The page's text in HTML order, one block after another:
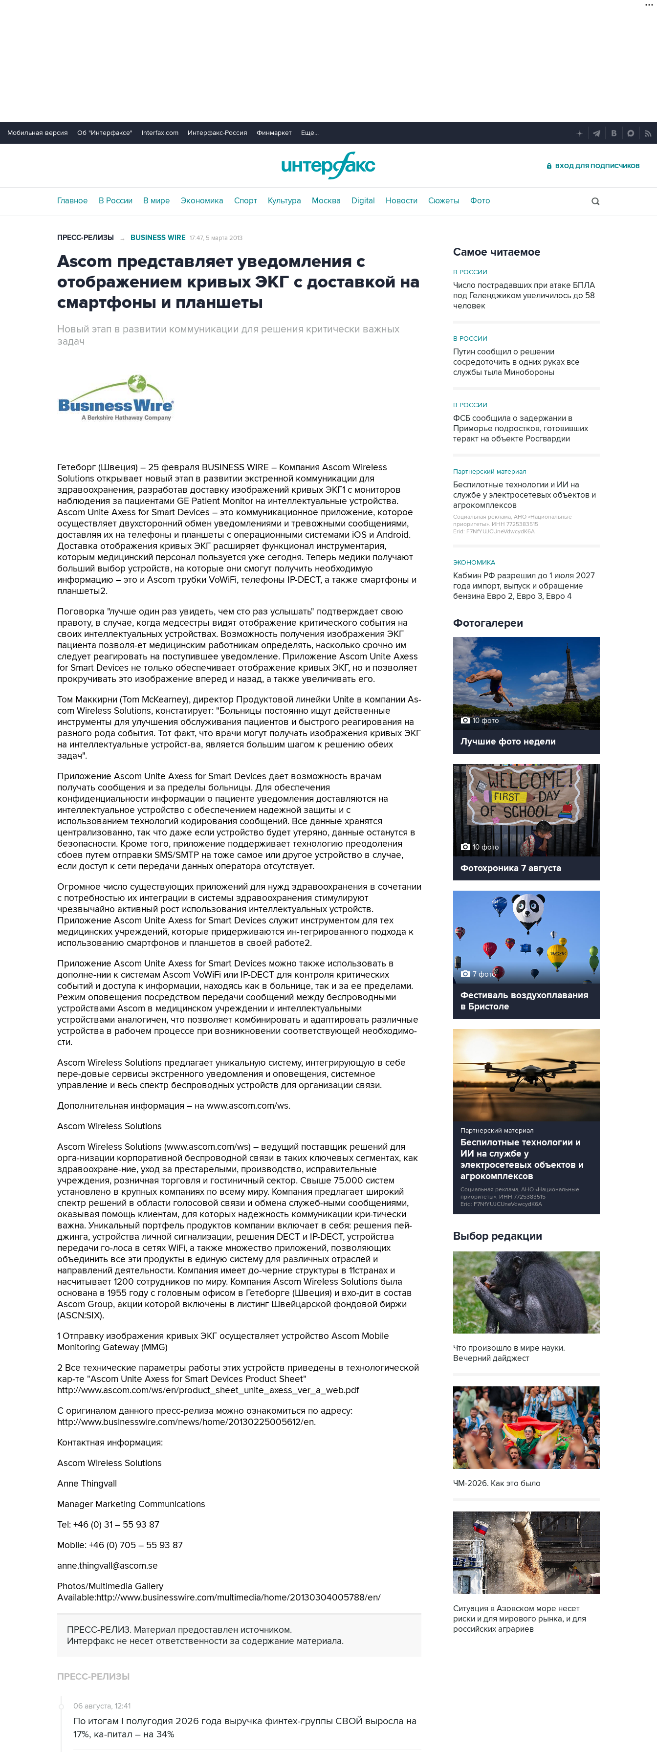
Мобильная версия Об "Интерфаксе" Interfax.com Интерфакс-Россия Финмаркет Еще...
ВХОД ДЛЯ ПОДПИСЧИКОВ
Главное В России В мире Экономика Спорт Культура Москва Digital Новости Сюжеты Фото
ПРЕСС-РЕЛИЗЫ → BUSINESS WIRE 17:47, 5 марта 2013
Ascom представляет уведомления с
отображением кривых ЭКГ с доставкой на
смартфоны и планшеты
Новый этап в развитии коммуникации для решения критически важных
задач
Гетеборг (Швеция) – 25 февраля BUSINESS WIRE – Компания Ascom Wireless
Solutions открывает новый этап в развитии экстренной коммуникации для
здравоохранения, разработав доставку изображений кривых ЭКГ1 с мониторов
наблюдения за пациентами GE Patient Monitor на интеллектуальные устройства.
Ascom Unite Axess for Smart Devices – это коммуникационное приложение, которое
осуществляет двухсторонний обмен уведомлениями и тревожными сообщениями,
доставляя их на телефоны и планшеты с операционными системами iOS и Android.
Доставка отображения кривых ЭКГ расширяет функционал инструментария,
которым медицинский персонал пользуется уже сегодня. Теперь медики получают
больший выбор устройств, на которые они смогут получить необходимую
информацию – это и Ascom трубки VoWiFi, телефоны IP-DECT, а также смартфоны и
планшеты2.
Поговорка "лучше один раз увидеть, чем сто раз услышать" подтверждает свою
правоту, в случае, когда медсестры видят отображение критического события на
своих интеллектуальных устройствах. Возможность получения изображения ЭКГ
пациента позволя-ет медицинским работникам определять, насколько срочно им
следует реагировать на поступившее уведомление. Приложение Ascom Unite Axess
for Smart Devices не только обеспечивает отображение кривых ЭКГ, но и позволяет
прокручивать это изображение вперед и назад, а также увеличивать его.
Том Маккирни (Tom McKearney), директор Продуктовой линейки Unite в компании As-
com Wireless Solutions, констатирует: "Больницы постоянно ищут действенные
инструменты для улучшения обслуживания пациентов и быстрого реагирования на
разного рода события. Тот факт, что врачи могут получать изображения кривых ЭКГ
на интеллектуальные устройст-ва, является большим шагом к решению обеих
задач".
Приложение Ascom Unite Axess for Smart Devices дает возможность врачам
получать сообщения и за пределы больницы. Для обеспечения
конфиденциальности информации о пациенте уведомления доставляются на
интеллектуальное устройство с обеспечением надежной защиты и с
использованием технологий кодирования сообщений. Все данные хранятся
централизованно, так что даже если устройство будет утеряно, данные останутся в
безопасности. Кроме того, приложение поддерживает технологию преодоления
сбоев путем отправки SMS/SMTP на тоже самое или другое устройство в случае,
если доступ к сети передачи данных оператора отсутствует.
Огромное число существующих приложений для нужд здравоохранения в сочетании
с потребностью их интеграции в системы здравоохранения стимулируют
чрезвычайно активный рост использования интеллектуальных устройств.
Приложение Ascom Unite Axess for Smart Devices служит инструментом для тех
медицинских учреждений, которые придерживаются ин-тегрированного подхода к
использованию смартфонов и планшетов в своей работе2.
Приложение Ascom Unite Axess for Smart Devices можно также использовать в
дополне-нии к системам Ascom VoWiFi или IP-DECT для контроля критических
событий и доступа к информации, находясь как в больнице, так и за ее пределами.
Режим оповещения посредством передачи сообщений между беспроводными
устройствами Ascom в медицинском учреждении и интеллектуальными
устройствами аналогичен, что позволяет комбинировать и адаптировать различные
устройства в рабочем процессе при возникновении соответствующей необходимо-
сти.
Ascom Wireless Solutions предлагает уникальную систему, интегрирующую в себе
пере-довые сервисы экстренного уведомления и оповещения, системное
управление и весь спектр беспроводных устройств для организации связи.
Дополнительная информация – на www.ascom.com/ws.
Ascom Wireless Solutions
Ascom Wireless Solutions (www.ascom.com/ws) – ведущий поставщик решений для
орга-низации корпоративной беспроводной связи в таких ключевых сегментах, как
здравоохране-ние, уход за престарелыми, производство, исправительные
учреждения, розничная торговля и гостиничный сектор. Свыше 75.000 систем
установлено в крупных компаниях по всему миру. Компания предлагает широкий
спектр решений в области голосовой связи и обмена служеб-ными сообщениями,
оказывая помощь клиентам, для которых надежность коммуникации кри-тически
важна. Уникальный портфель продуктов компании включает в себя: решения пей-
джинга, устройства личной сигнализации, решения DECT и IP-DECT, устройства
передачи го-лоса в сетях WiFi, а также множество приложений, позволяющих
объединить все эти продукты в единую систему для различных отраслей и
направлений деятельности. Компания имеет до-черние структуры в 11странах и
насчитывает 1200 сотрудников по миру. Компания Ascom Wireless Solutions была
основана в 1955 году с головным офисом в Гетеборге (Швеция) и вхо-дит в состав
Ascom Group, акции которой включены в листинг Швейцарской фондовой биржи
(ASCN:SIX).
1 Отправку изображения кривых ЭКГ осуществляет устройство Ascom Mobile
Monitoring Gateway (MMG)
2 Все технические параметры работы этих устройств приведены в технологической
кар-те "Ascom Unite Axess for Smart Devices Product Sheet"
http://www.ascom.com/ws/en/product_sheet_unite_axess_ver_a_web.pdf
С оригиналом данного пресс-релиза можно ознакомиться по адресу:
http://www.businesswire.com/news/home/20130225005612/en.
Контактная информация:
Ascom Wireless Solutions
Anne Thingvall
Manager Marketing Communications
Tel: +46 (0) 31 – 55 93 87
Mobile: +46 (0) 705 – 55 93 87
anne.thingvall@ascom.se
Photos/Multimedia Gallery
Available:http://www.businesswire.com/multimedia/home/20130304005788/en/
ПРЕСС-РЕЛИЗ. Материал предоставлен источником.
Интерфакс не несет ответственности за содержание материала.
ПРЕСС-РЕЛИЗЫ
06 августа, 12:41
По итогам I полугодия 2026 года выручка финтех-группы СВОЙ выросла на
17%, ка-питал – на 34%
Самое читаемое
В РОССИИ
Число пострадавших при атаке БПЛА
под Геленджиком увеличилось до 58
человек
В РОССИИ
Путин сообщил о решении
сосредоточить в одних руках все
службы тыла Минобороны
В РОССИИ
ФСБ сообщила о задержании в
Приморье подростков, готовивших
теракт на объекте Росгвардии
Партнерский материал
Беспилотные технологии и ИИ на
службе у электросетевых объектов и
агрокомплексов
Социальная реклама, АНО «Национальные
приоритеты». ИНН 7725383515
Erid: F7NfYUJCUneVdwcydK6A
ЭКОНОМИКА
Кабмин РФ разрешил до 1 июля 2027
года импорт, выпуск и обращение
бензина Евро 2, Евро 3, Евро 4
Фотогалереи
10 фото
Лучшие фото недели
10 фото
Фотохроника 7 августа
7 фото
Фестиваль воздухоплавания
в Бристоле
Партнерский материал
Беспилотные технологии и
ИИ на службе у
электросетевых объектов и
агрокомплексов
Социальная реклама, АНО «Национальные
приоритеты». ИНН 7725383515
Erid: F7NfYUJCUneVdwcydK6A
Выбор редакции
Что произошло в мире науки.
Вечерний дайджест
ЧМ-2026. Как это было
Ситуация в Азовском море несет
риски и для мирового рынка, и для
российских аграриев